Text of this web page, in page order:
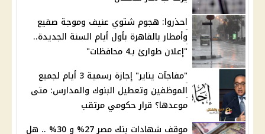
احذروا: هجوم شتوي عنيف وموجة صقيع
وأمطار بالقاهرة بأول أيام السنة الجديدة..
"إعلان طوارئ بـ4 محافظات"
"مفاجآت يناير" إجازة رسمية 3 أيام لجميع
الموظفين وتعطيل البنوك والمدارس: متى
موعدها؟ قرار حكومي مرتقب
موقف شهادات بنك مصر 27% و 30% .. هل